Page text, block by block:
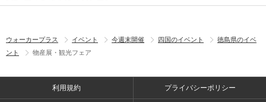
ウォーカープラス イベント 今週末開催 四国のイベント
徳島県のイベ
ント
物産展・観光フェア
利用規約 プライバシーポリシー